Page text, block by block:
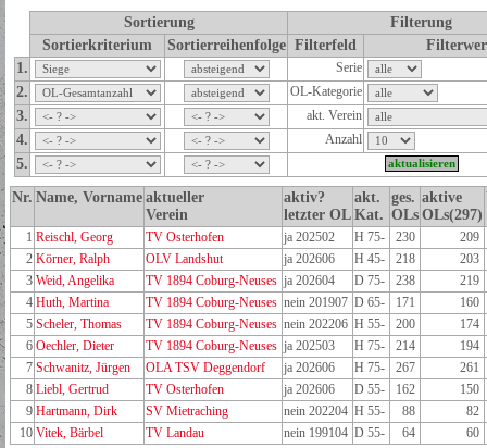
Sortierung
Filterung
Sortierkriterium
Sortierreihenfolge Filterfeld
1.
Serie
2. OL-Kategorie
3. akt. Verein
4. Anzahl
5.
Nr. Name, Vorname aktueller
Verein
aktiv?
letzter OL
akt.
Kat.
ges.
OLs
aktive
OLs(297)
1 Reischl, Georg TV Osterhofen ja 202502 H 75- 230
209
2 Körner, Ralph OLV Landshut ja 202606 H 45- 218
203
3 Weid, Angelika TV 1894 Coburg-Neuses ja 202604 D 75- 238
219
4 Huth, Martina TV 1894 Coburg-Neuses nein 201907 D 65- 171
160
5 Scheler, Thomas TV 1894 Coburg-Neuses nein 202206 H 55- 200
174
6 Oechler, Dieter TV 1894 Coburg-Neuses ja 202503 H 75- 214
194
7 Schwanitz, Jürgen OLA TSV Deggendorf ja 202606 H 75- 267
261
8 Liebl, Gertrud TV Osterhofen ja 202606 D 55- 162
150
9 Hartmann, Dirk SV Mietraching nein 202204 H 55- 88
82
10 Vitek, Bärbel TV Landau nein 199104 D 55- 64 60